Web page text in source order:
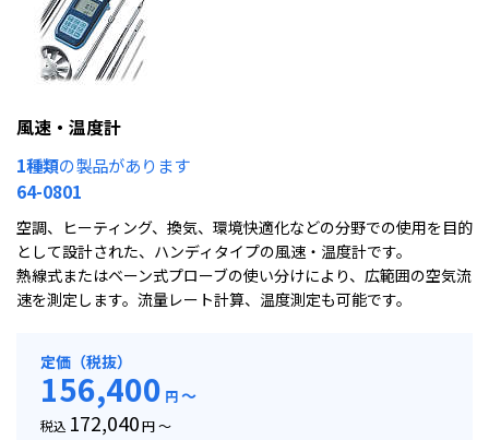
風速・温度計
1種類の製品があります
64-0801
空調、ヒーティング、換気、環境快適化などの分野での使用を目的
として設計された、ハンディタイプの風速・温度計です。
熱線式またはベーン式プローブの使い分けにより、広範囲の空気流
速を測定します。流量レート計算、温度測定も可能です。
定価（税抜）
156,400 円～
税込 172,040円 ～